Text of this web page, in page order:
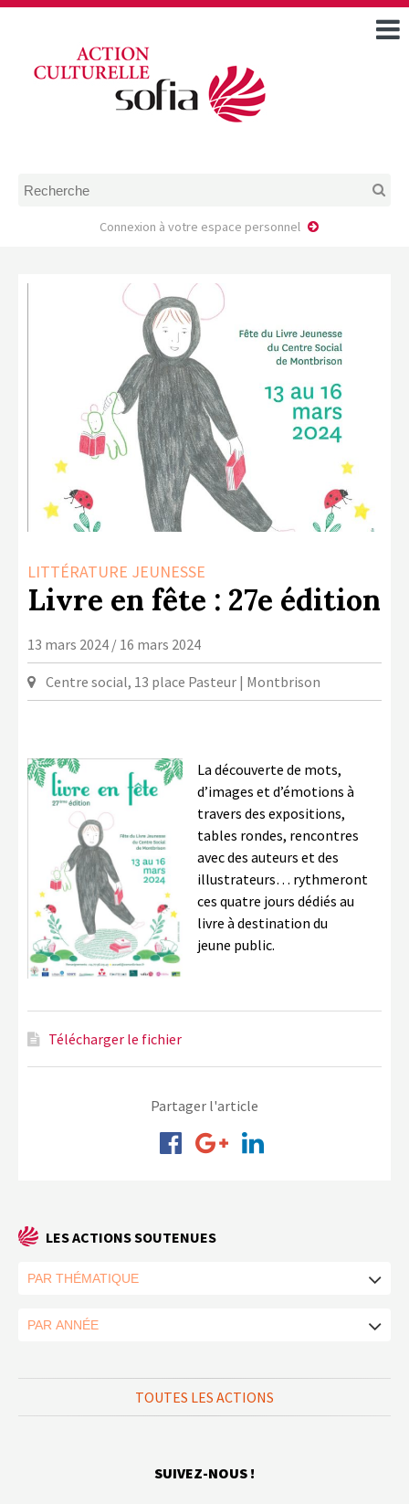
DOSSIERS DE DEMANDE
MODÈLE D’ACCORD DE
PRESTATION
PROJET
LA COPIE PRIVÉE
NUMÉRIQUE
CONTACTS
Connexion à votre espace personnel
LITTÉRATURE JEUNESSE
Livre en fête : 27e édition
13 mars 2024 / 16 mars 2024
Centre social, 13 place Pasteur | Montbrison
La découverte de mots,
d’images et d’émotions à
travers des expositions,
tables rondes, rencontres
avec des auteurs et des
illustrateurs… rythmeront
ces quatre jours dédiés au
livre à destination du
jeune public.
Télécharger le fichier
Partager l'article
LES ACTIONS SOUTENUES
TOUTES LES ACTIONS
SUIVEZ-NOUS !